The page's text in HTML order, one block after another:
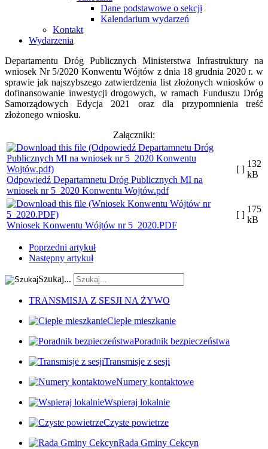
Dane podstawowe o sekcji
Kalendarium wydarzeń
Kontakt
Wydarzenia
Departamentu Dróg Publicznych Ministerstwa Infrastruktury na
wniosek Nr 5/2020 Konwentu Wójtów z dnia 18 grudnia 2020 r. w
sprawie jak najszybszego zatwierdzenia list złożonych wniosków o
dofinansowanie inwestycji drogowych, w ramach Funduszu Dróg
Samorządowych Edycja 2021 oraz dla przypomnienia treść
złożonego wniosku.
Załączniki:
Odpowiedź Departamnetu Dróg Publicznych MI na
wniosek nr 5_2020 Konwentu Wojtów.pdf
[ ]
132
kB
Wniosek Konwentu Wójtów nr 5_2020.PDF
[ ]
175
kB
Poprzedni artykuł
Następny artykuł
Szukaj...
TRANSMISJA Z SESJI NA ŻYWO
Ciepłe mieszkanie
Poradnik bezpieczeństwa
Transmisje z sesji
Numery kontaktowe
Wspieraj lokalnie
Czyste powietrze
Rada Gminy Cekcyn